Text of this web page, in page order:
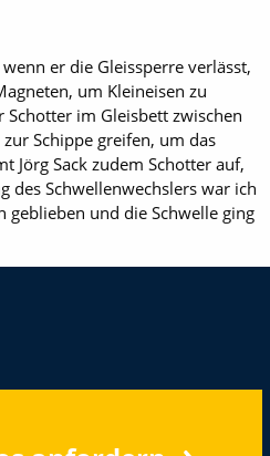
er die Gleissperre verlässt,
um Kleineisen zu
im Gleisbett zwischen
Schippe greifen, um das
Jörg Sack zudem Schotter auf,
des Schwellenwechslers war ich
und die Schwelle ging